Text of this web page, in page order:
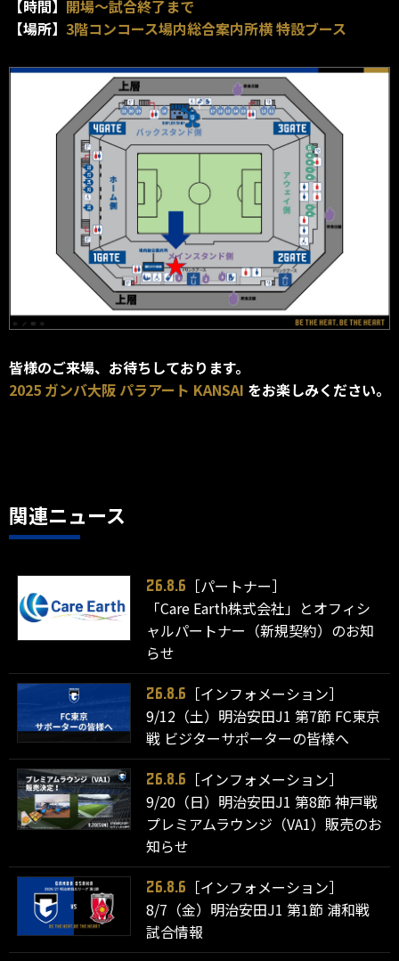
【時間】 開場～試合終了まで
【場所】 3階コンコース場内総合案内所横 特設ブース
皆様のご来場、お待ちしております。
2025 ガンバ大阪 パラアート KANSAI をお楽しみください。
関連ニュース
26.8.6
［パートナー］
「Care Earth株式会社」とオフィシ
ャルパートナー（新規契約）のお知
らせ
26.8.6
［インフォメーション］
9/12（土）明治安田J1 第7節 FC東京
戦 ビジターサポーターの皆様へ
26.8.6
［インフォメーション］
9/20（日）明治安田J1 第8節 神戸戦
プレミアムラウンジ（VA1）販売のお
知らせ
26.8.6
［インフォメーション］
8/7（金）明治安田J1 第1節 浦和戦
試合情報